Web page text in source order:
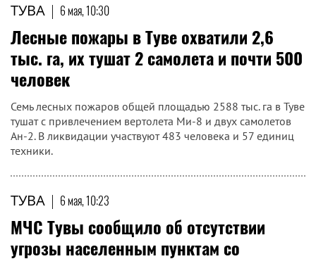
ТУВА | 6 мая, 10:30
Лесные пожары в Туве охватили 2,6
тыс. га, их тушат 2 самолета и почти 500
человек
Семь лесных пожаров общей площадью 2588 тыс. га в Туве
тушат с привлечением вертолета Ми-8 и двух самолетов
Ан-2. В ликвидации участвуют 483 человека и 57 единиц
техники.
ТУВА | 6 мая, 10:23
МЧС Тувы сообщило об отсутствии
угрозы населенным пунктам со